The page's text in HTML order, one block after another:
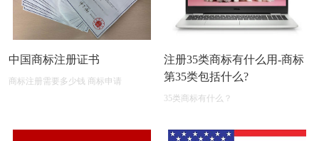
中国商标注册证书
商标注册需要多少钱 商标申请
注册35类商标有什么用-商标
第35类包括什么?
35类商标有什么？